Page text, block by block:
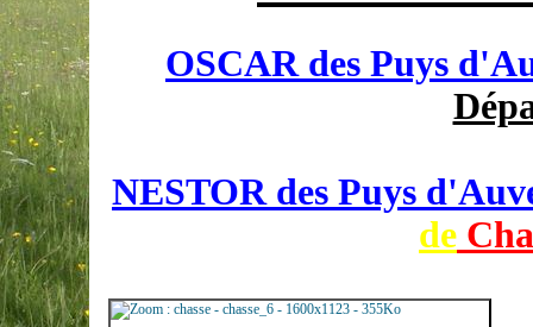
OSCAR des Puys
NESTOR des Puys
de